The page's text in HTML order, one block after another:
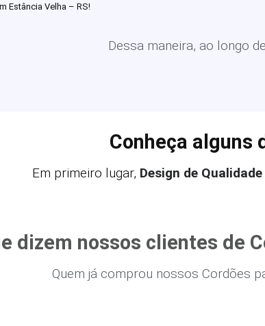
Estância Velha – RS!
Dessa maneira, ao longo
Conheça alguns
Em primeiro lugar, Design de Qualidade
dizem nossos clientes de
Quem já comprou nossos Cordões